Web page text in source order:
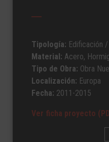
Tipología: Edificación /
Material: Acero,
Tipo de Obra: Obra
Localización: Europa
Fecha: 2011-2015
Ver ficha proyecto